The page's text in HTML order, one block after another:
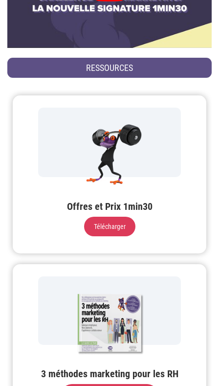
RESSOURCES
Offres et Prix 1min30
Télécharger
3 méthodes marketing pour les RH